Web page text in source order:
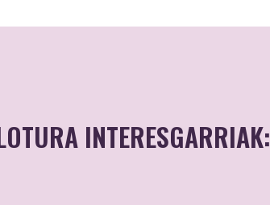
INTERESGARRIAK: